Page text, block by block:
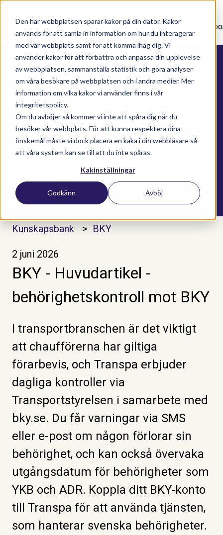
Den här webbplatsen sparar kakor på din dator. Kakor
används för att samla in information om hur du interagerar
med vår webbplats samt för att komma ihåg dig. Vi
använder kakor för att förbättra och anpassa din upplevelse
av webbplatsen, sammanställa statistik och göra analyser
om våra besökare på webbplatsen och i andra medier. Mer
information om vilka kakor vi använder finns i vår
integritetspolicy.
Om du avböjer så kommer vi inte att spåra dig när du
besöker vår webbplats. För att kunna respektera dina
önskemål måste vi dock placera en kaka i din webbläsare så
att våra system kan se till att du inte spåras.
Kakinställningar
Godkänn Avböj
Nyhetsartiklar Utbildningar Supportavtal
Här kan du söka bland alla
våra kunskapsartiklar
Det finns inga förslag eftersom sökfältet är
Kunskapsbank BKY
2 juni 2026
BKY - Huvudartikel -
behörighetskontroll mot BKY
I transportbranschen är det viktigt
att chaufförerna har giltiga
förarbevis, och Transpa erbjuder
dagliga kontroller via
Transportstyrelsen i samarbete med
bky.se. Du får varningar via SMS
eller e-post om någon förlorar sin
behörighet, och kan också övervaka
utgångsdatum för behörigheter som
YKB och ADR. Koppla ditt BKY-konto
till Transpa för att använda tjänsten,
som hanterar svenska behörigheter.